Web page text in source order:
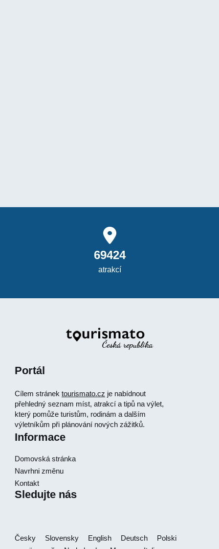
69424
atrakcí
Portál
Cílem stránek tourismato.cz je nabídnout
přehledný seznam míst, atrakcí a tipů na výlet,
který pomůže turistům, rodinám a dalším
výletníkům při plánování nových zážitků.
Informace
Domovská stránka
Navrhni změnu
Kontakt
Sledujte nás
Česky Slovensky English Deutsch
Polski